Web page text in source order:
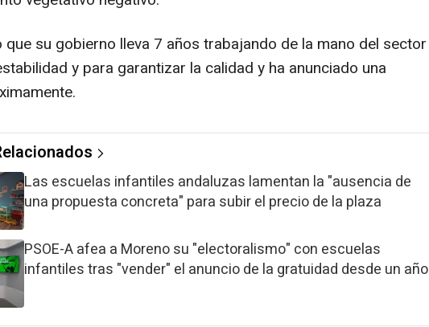
que su gobierno lleva 7 años trabajando de la mano del sector
y para garantizar la calidad y ha anunciado una
Las escuelas infantiles andaluzas lamentan la "ausencia de
una propuesta concreta" para subir el precio de la plaza
PSOE-A afea a Moreno su "electoralismo" con escuelas
infantiles tras "vender" el anuncio de la gratuidad desde un año